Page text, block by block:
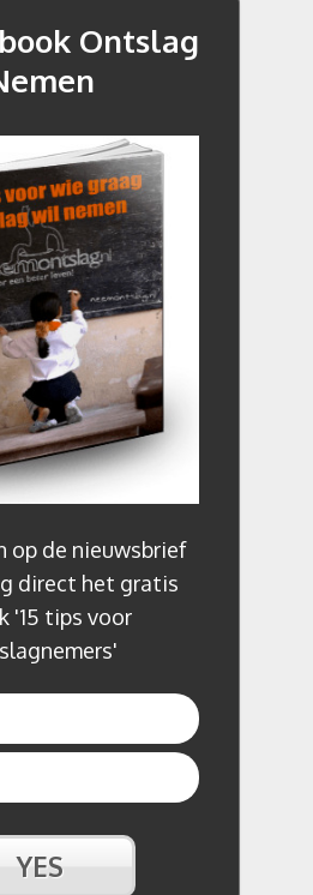
Ontslag
op de nieuwsbrief
direct het gratis
'15 tips voor